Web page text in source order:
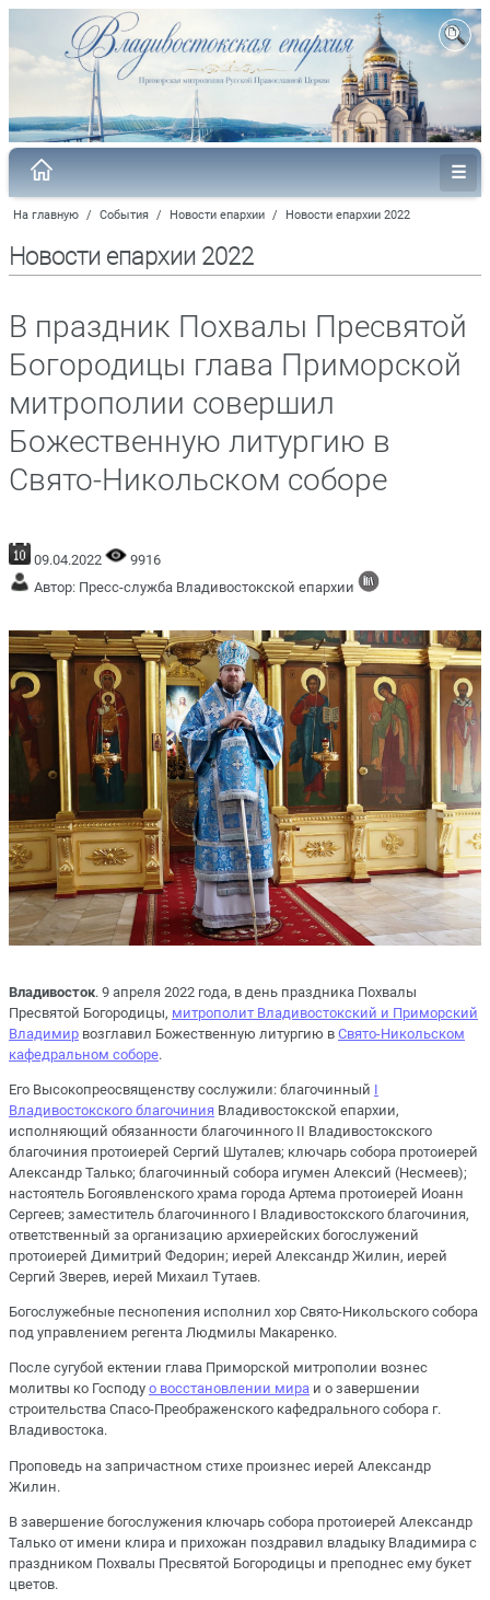
На главную / События / Новости епархии / Новости епархии 2022
Новости епархии 2022
В праздник Похвалы Пресвятой
Богородицы глава Приморской
митрополии совершил
Божественную литургию в
Свято-Никольском соборе
09.04.2022
9916
Автор: Пресс-служба Владивостокской епархии
Владивосток. 9 апреля 2022 года, в день праздника Похвалы
Пресвятой Богородицы, митрополит Владивостокский и Приморский
Владимир возглавил Божественную литургию в Свято-Никольском
кафедральном соборе.
Его Высокопреосвященству сослужили: благочинный I
Владивостокского благочиния Владивостокской епархии,
исполняющий обязанности благочинного II Владивостокского
благочиния протоиерей Сергий Шуталев; ключарь собора протоиерей
Александр Талько; благочинный собора игумен Алексий (Несмеев);
настоятель Богоявленского храма города Артема протоиерей Иоанн
Сергеев; заместитель благочинного I Владивостокского благочиния,
ответственный за организацию архиерейских богослужений
протоиерей Димитрий Федорин; иерей Александр Жилин, иерей
Сергий Зверев, иерей Михаил Тутаев.
Богослужебные песнопения исполнил хор Свято-Никольского собора
под управлением регента Людмилы Макаренко.
После сугубой ектении глава Приморской митрополии вознес
молитвы ко Господу о восстановлении мира и о завершении
строительства Спасо-Преображенского кафедрального собора г.
Владивостока.
Проповедь на запричастном стихе произнес иерей Александр
Жилин.
В завершение богослужения ключарь собора протоиерей Александр
Талько от имени клира и прихожан поздравил владыку Владимира с
праздником Похвалы Пресвятой Богородицы и преподнес ему букет
цветов.